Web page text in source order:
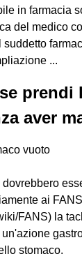
in farmacia
del medico
...
prendi
aver
vuoto
ai FANS
FANS) la
stomaco.